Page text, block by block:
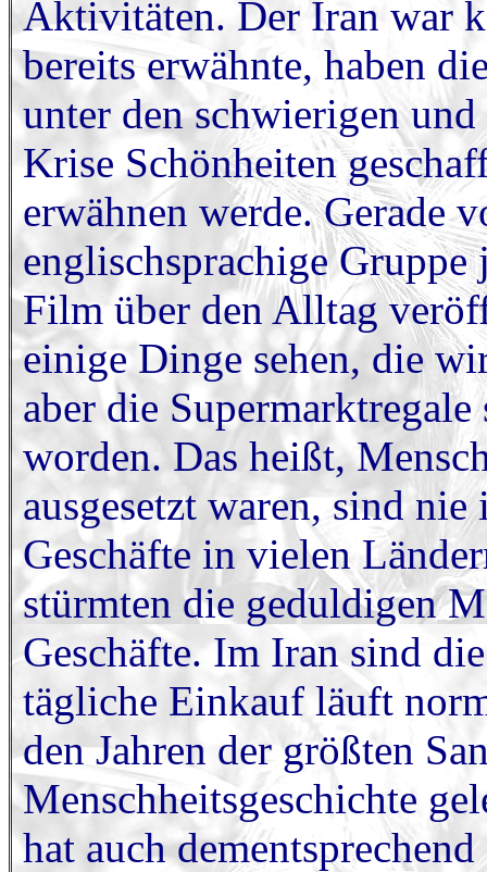
Aktivitäten. Der Iran war
bereits erwähnte, haben
unter den schwierigen
Krise Schönheiten
erwähnen werde. Gerade
englischsprachige
Film über den Alltag
einige Dinge sehen, die
aber die
worden. Das heißt,
ausgesetzt waren, sind
Geschäfte in vielen
stürmten die geduldigen
Geschäfte. Im Iran sind
tägliche Einkauf läuft
den Jahren der größten
Menschheitsgeschichte
hat auch